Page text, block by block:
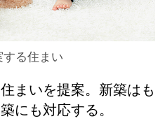
る住まい
まいを提案。新築はも
にも対応する。